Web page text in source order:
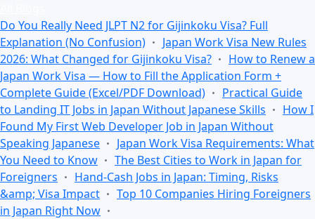
Do You Really Need JLPT N2 for Gijinkoku Visa? Full
Explanation (No Confusion)
Japan Work Visa New Rules
2026: What Changed for Gijinkoku Visa?
How to Renew a
Japan Work Visa — How to Fill the Application Form +
Complete Guide (Excel/PDF Download)
Practical Guide
to Landing IT Jobs in Japan Without Japanese Skills
How I
Found My First Web Developer Job in Japan Without
Speaking Japanese
Japan Work Visa Requirements: What
You Need to Know
The Best Cities to Work in Japan for
Foreigners
Hand-Cash Jobs in Japan: Timing, Risks
&amp; Visa Impact
Top 10 Companies Hiring Foreigners
in Japan Right Now